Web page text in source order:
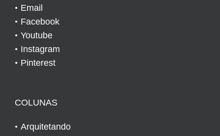
Email
Facebook
Youtube
Instagram
Pinterest
COLUNAS
Arquitetando